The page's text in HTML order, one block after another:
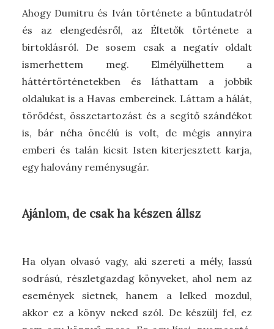
Ahogy Dumitru és Iván története a bűntudatról
és az elengedésről, az Éltetők története a
birtoklásról. De sosem csak a negatív oldalt
ismerhettem meg. Elmélyülhettem a
háttértörténetekben és láthattam a jobbik
oldalukat is a Havas embereinek. Láttam a hálát,
törődést, összetartozást és a segítő szándékot
is, bár néha öncélú is volt, de mégis annyira
emberi és talán kicsit Isten kiterjesztett karja,
egy halovány reménysugár.
Ajánlom, de csak ha készen állsz
Ha olyan olvasó vagy, aki szereti a mély, lassú
sodrású, részletgazdag könyveket, ahol nem az
események sietnek, hanem a lelked mozdul,
akkor ez a könyv neked szól. De készülj fel, ez